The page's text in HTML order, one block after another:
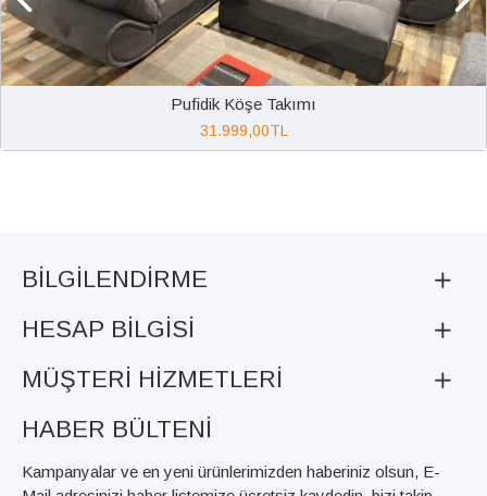
Pufidik Köşe Takımı
31.999,00TL
BILGILENDIRME
HESAP BILGISI
MÜŞTERI HIZMETLERI
HABER BÜLTENI
Kampanyalar ve en yeni ürünlerimizden haberiniz olsun, E-